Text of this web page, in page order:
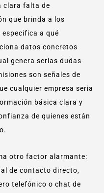
clara falta de
que brinda a los
a qué
datos concretos
genera serias dudas
son señales de
cualquier empresa seria
básica clara y
de quienes están
otro factor alarmante:
de contacto directo,
telefónico o chat de